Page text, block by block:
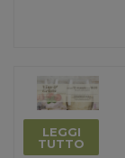
LEGGI
TUTTO